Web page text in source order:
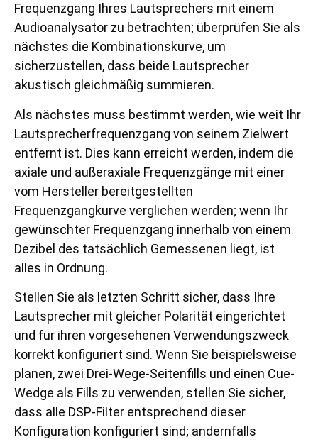
Frequenzgang Ihres Lautsprechers mit einem
Audioanalysator zu betrachten; überprüfen Sie als
nächstes die Kombinationskurve, um
sicherzustellen, dass beide Lautsprecher
akustisch gleichmäßig summieren.
Als nächstes muss bestimmt werden, wie weit Ihr
Lautsprecherfrequenzgang von seinem Zielwert
entfernt ist. Dies kann erreicht werden, indem die
axiale und außeraxiale Frequenzgänge mit einer
vom Hersteller bereitgestellten
Frequenzgangkurve verglichen werden; wenn Ihr
gewünschter Frequenzgang innerhalb von einem
Dezibel des tatsächlich Gemessenen liegt, ist
alles in Ordnung.
Stellen Sie als letzten Schritt sicher, dass Ihre
Lautsprecher mit gleicher Polarität eingerichtet
und für ihren vorgesehenen Verwendungszweck
korrekt konfiguriert sind. Wenn Sie beispielsweise
planen, zwei Drei-Wege-Seitenfills und einen Cue-
Wedge als Fills zu verwenden, stellen Sie sicher,
dass alle DSP-Filter entsprechend dieser
Konfiguration konfiguriert sind; andernfalls